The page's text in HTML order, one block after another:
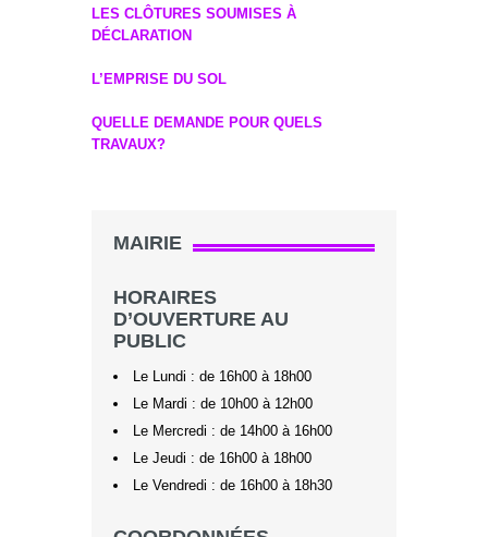
LES CLÔTURES SOUMISES À
DÉCLARATION
L’EMPRISE DU SOL
QUELLE DEMANDE POUR QUELS
TRAVAUX?
MAIRIE
HORAIRES
D’OUVERTURE AU
PUBLIC
Le Lundi : de 16h00 à 18h00
Le Mardi : de 10h00 à 12h00
Le Mercredi : de 14h00 à 16h00
Le Jeudi : de 16h00 à 18h00
Le Vendredi : de 16h00 à 18h30